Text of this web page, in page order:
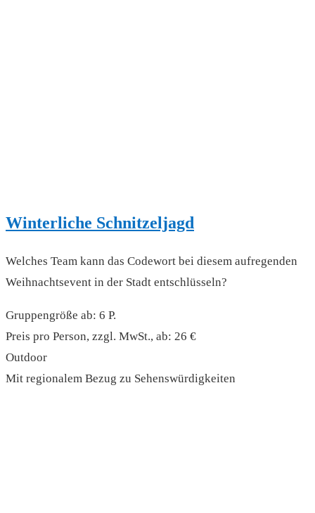
Winterliche Schnitzeljagd
Welches Team kann das Codewort bei diesem aufregenden
Weihnachtsevent in der Stadt entschlüsseln?
Gruppengröße ab: 6 P.
Preis pro Person, zzgl. MwSt., ab: 26 €
Outdoor
Mit regionalem Bezug zu Sehenswürdigkeiten